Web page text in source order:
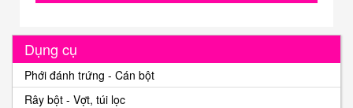
Dụng cụ
Phới đánh trứng - Cán bột
Rây bột - Vợt, túi lọc